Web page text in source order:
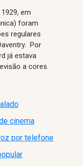
em
foram
regulares
Por
já estava
a cores.
cinema
por telefone